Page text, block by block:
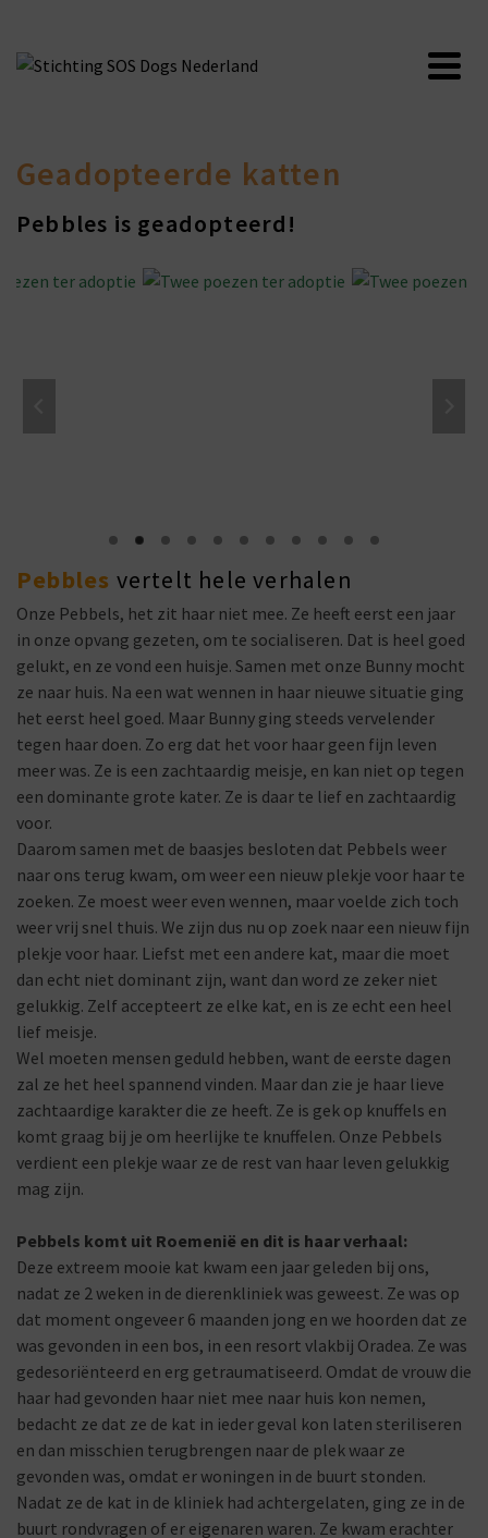
Geadopteerde katten
Pebbles is geadopteerd!
Pebbles vertelt hele verhalen
Onze Pebbels, het zit haar niet mee. Ze heeft eerst een jaar
in onze opvang gezeten, om te socialiseren. Dat is heel goed
gelukt, en ze vond een huisje. Samen met onze Bunny mocht
ze naar huis. Na een wat wennen in haar nieuwe situatie ging
het eerst heel goed. Maar Bunny ging steeds vervelender
tegen haar doen. Zo erg dat het voor haar geen fijn leven
meer was. Ze is een zachtaardig meisje, en kan niet op tegen
een dominante grote kater. Ze is daar te lief en zachtaardig
voor.
Daarom samen met de baasjes besloten dat Pebbels weer
naar ons terug kwam, om weer een nieuw plekje voor haar te
zoeken. Ze moest weer even wennen, maar voelde zich toch
weer vrij snel thuis. We zijn dus nu op zoek naar een nieuw fijn
plekje voor haar. Liefst met een andere kat, maar die moet
dan echt niet dominant zijn, want dan word ze zeker niet
gelukkig. Zelf accepteert ze elke kat, en is ze echt een heel
lief meisje.
Wel moeten mensen geduld hebben, want de eerste dagen
zal ze het heel spannend vinden. Maar dan zie je haar lieve
zachtaardige karakter die ze heeft. Ze is gek op knuffels en
komt graag bij je om heerlijke te knuffelen. Onze Pebbels
verdient een plekje waar ze de rest van haar leven gelukkig
mag zijn.
Pebbels komt uit Roemenië en dit is haar verhaal:
Deze extreem mooie kat kwam een jaar geleden bij ons,
nadat ze 2 weken in de dierenkliniek was geweest. Ze was op
dat moment ongeveer 6 maanden jong en we hoorden dat ze
was gevonden in een bos, in een resort vlakbij Oradea. Ze was
gedesoriënteerd en erg getraumatiseerd. Omdat de vrouw die
haar had gevonden haar niet mee naar huis kon nemen,
bedacht ze dat ze de kat in ieder geval kon laten steriliseren
en dan misschien terugbrengen naar de plek waar ze
gevonden was, omdat er woningen in de buurt stonden.
Nadat ze de kat in de kliniek had achtergelaten, ging ze in de
buurt rondvragen of er eigenaren waren. Ze kwam erachter